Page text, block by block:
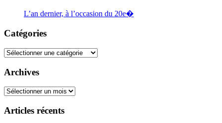
L’an dernier, à l’occasion du 20e�
Catégories
Catégories
Archives
Archives
Articles récents